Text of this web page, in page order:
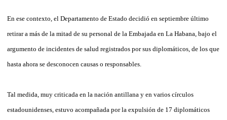
En ese contexto, el Departamento de Estado decidió en septiembre último
retirar a más de la mitad de su personal de la Embajada en La Habana, bajo el
argumento de incidentes de salud registrados por sus diplomáticos, de los que
hasta ahora se desconocen causas o responsables.
Tal medida, muy criticada en la nación antillana y en varios círculos
estadounidenses, estuvo acompañada por la expulsión de 17 diplomáticos